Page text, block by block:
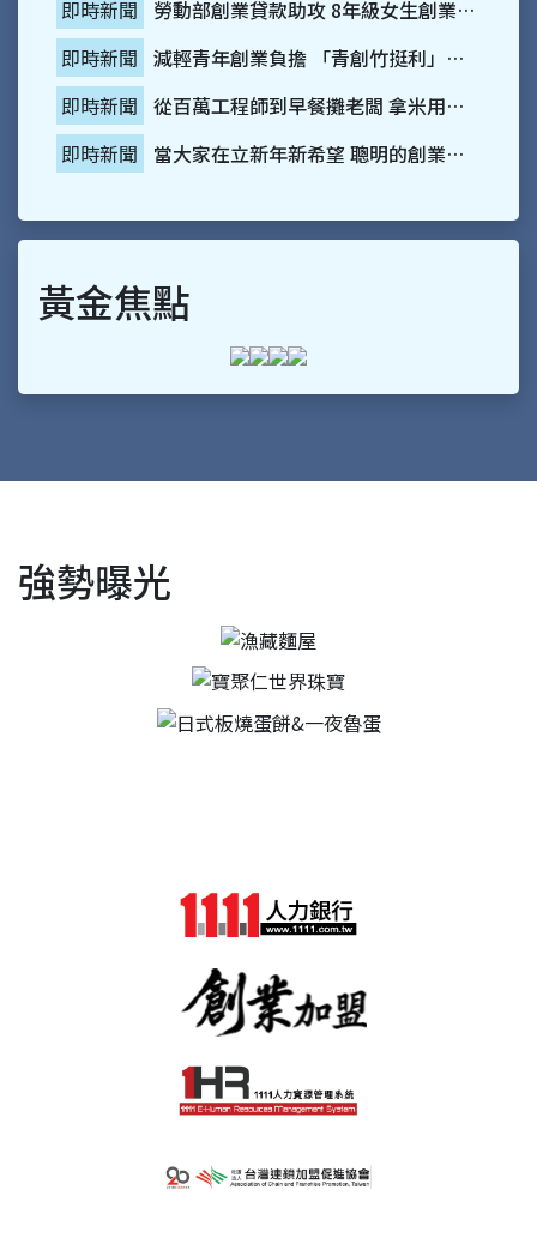
即時新聞
勞動部創業貸款助攻 8年級女生創業玩花藝
即時新聞
減輕青年創業負擔 「青創竹挺利」利息補貼助力圓夢
即時新聞
從百萬工程師到早餐攤老闆 拿米用一鍋湯走出低門檻加盟路
即時新聞
當大家在立新年新希望 聰明的創業者這樣修舊系統
黃金焦點
強勢曝光